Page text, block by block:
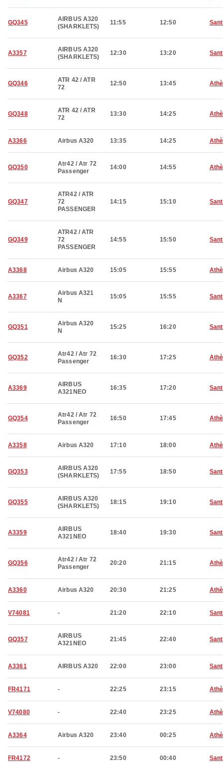
GQ345
AIRBUS A320
(SHARKLETS)
11:55 12:50
A3357
AIRBUS A320
(SHARKLETS)
12:30 13:20
GQ346
ATR 42 / ATR
72
12:50 13:45
GQ348
ATR 42 / ATR
72
13:30 14:25
A3366 Airbus A320 13:35 14:25
GQ350
Atr42 / Atr 72
Passenger
14:00 14:55
GQ347
ATR42 / ATR
72
PASSENGER
14:15 15:10
GQ349
ATR42 / ATR
72
PASSENGER
14:55 15:50
A3368 Airbus A320 15:05 15:55
A3367
Airbus A321
N
15:05 15:55
GQ351
Airbus A320
N
15:25 16:20
GQ352
Atr42 / Atr 72
Passenger
16:30 17:25
A3369
AIRBUS
A321NEO
16:35 17:20
GQ354
Atr42 / Atr 72
Passenger
16:50 17:45
A3358 Airbus A320 17:10 18:00
GQ353
AIRBUS A320
(SHARKLETS)
17:55 18:50
GQ355
AIRBUS A320
(SHARKLETS)
18:15 19:10
A3359
AIRBUS
A321NEO
18:40 19:30
GQ356
Atr42 / Atr 72
Passenger
20:20 21:15
A3360 Airbus A320 20:30 21:25
V74081 - 21:20 22:10
GQ357
AIRBUS
A321NEO
21:45 22:40
A3361 AIRBUS A320 22:00 23:00
FR4171 - 22:25 23:15
V74080 - 22:40 23:25
A3364 Airbus A320 23:40 00:25
FR4172 - 23:50 00:40